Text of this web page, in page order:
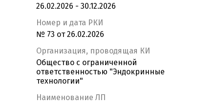
26.02.2026 - 30.12.2026
Номер и дата РКИ
№ 73 от 26.02.2026
Организация, проводящая КИ
Общество с ограниченной
ответственностью "Эндокринные
технологии"
Наименование ЛП